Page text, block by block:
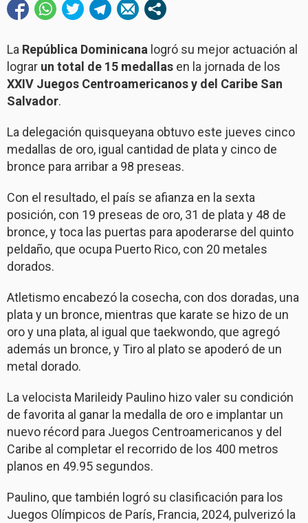
La República Dominicana logró su mejor actuación al
lograr un total de 15 medallas en la jornada de los
XXIV Juegos Centroamericanos y del Caribe San
Salvador.
La delegación quisqueyana obtuvo este jueves cinco
medallas de oro, igual cantidad de plata y cinco de
bronce para arribar a 98 preseas.
Con el resultado, el país se afianza en la sexta
posición, con 19 preseas de oro, 31 de plata y 48 de
bronce, y toca las puertas para apoderarse del quinto
peldaño, que ocupa Puerto Rico, con 20 metales
dorados.
Atletismo encabezó la cosecha, con dos doradas, una
plata y un bronce, mientras que karate se hizo de un
oro y una plata, al igual que taekwondo, que agregó
además un bronce, y Tiro al plato se apoderó de un
metal dorado.
La velocista Marileidy Paulino hizo valer su condición
de favorita al ganar la medalla de oro e implantar un
nuevo récord para Juegos Centroamericanos y del
Caribe al completar el recorrido de los 400 metros
planos en 49.95 segundos.
Paulino, que también logró su clasificación para los
Juegos Olímpicos de París, Francia, 2024, pulverizó la